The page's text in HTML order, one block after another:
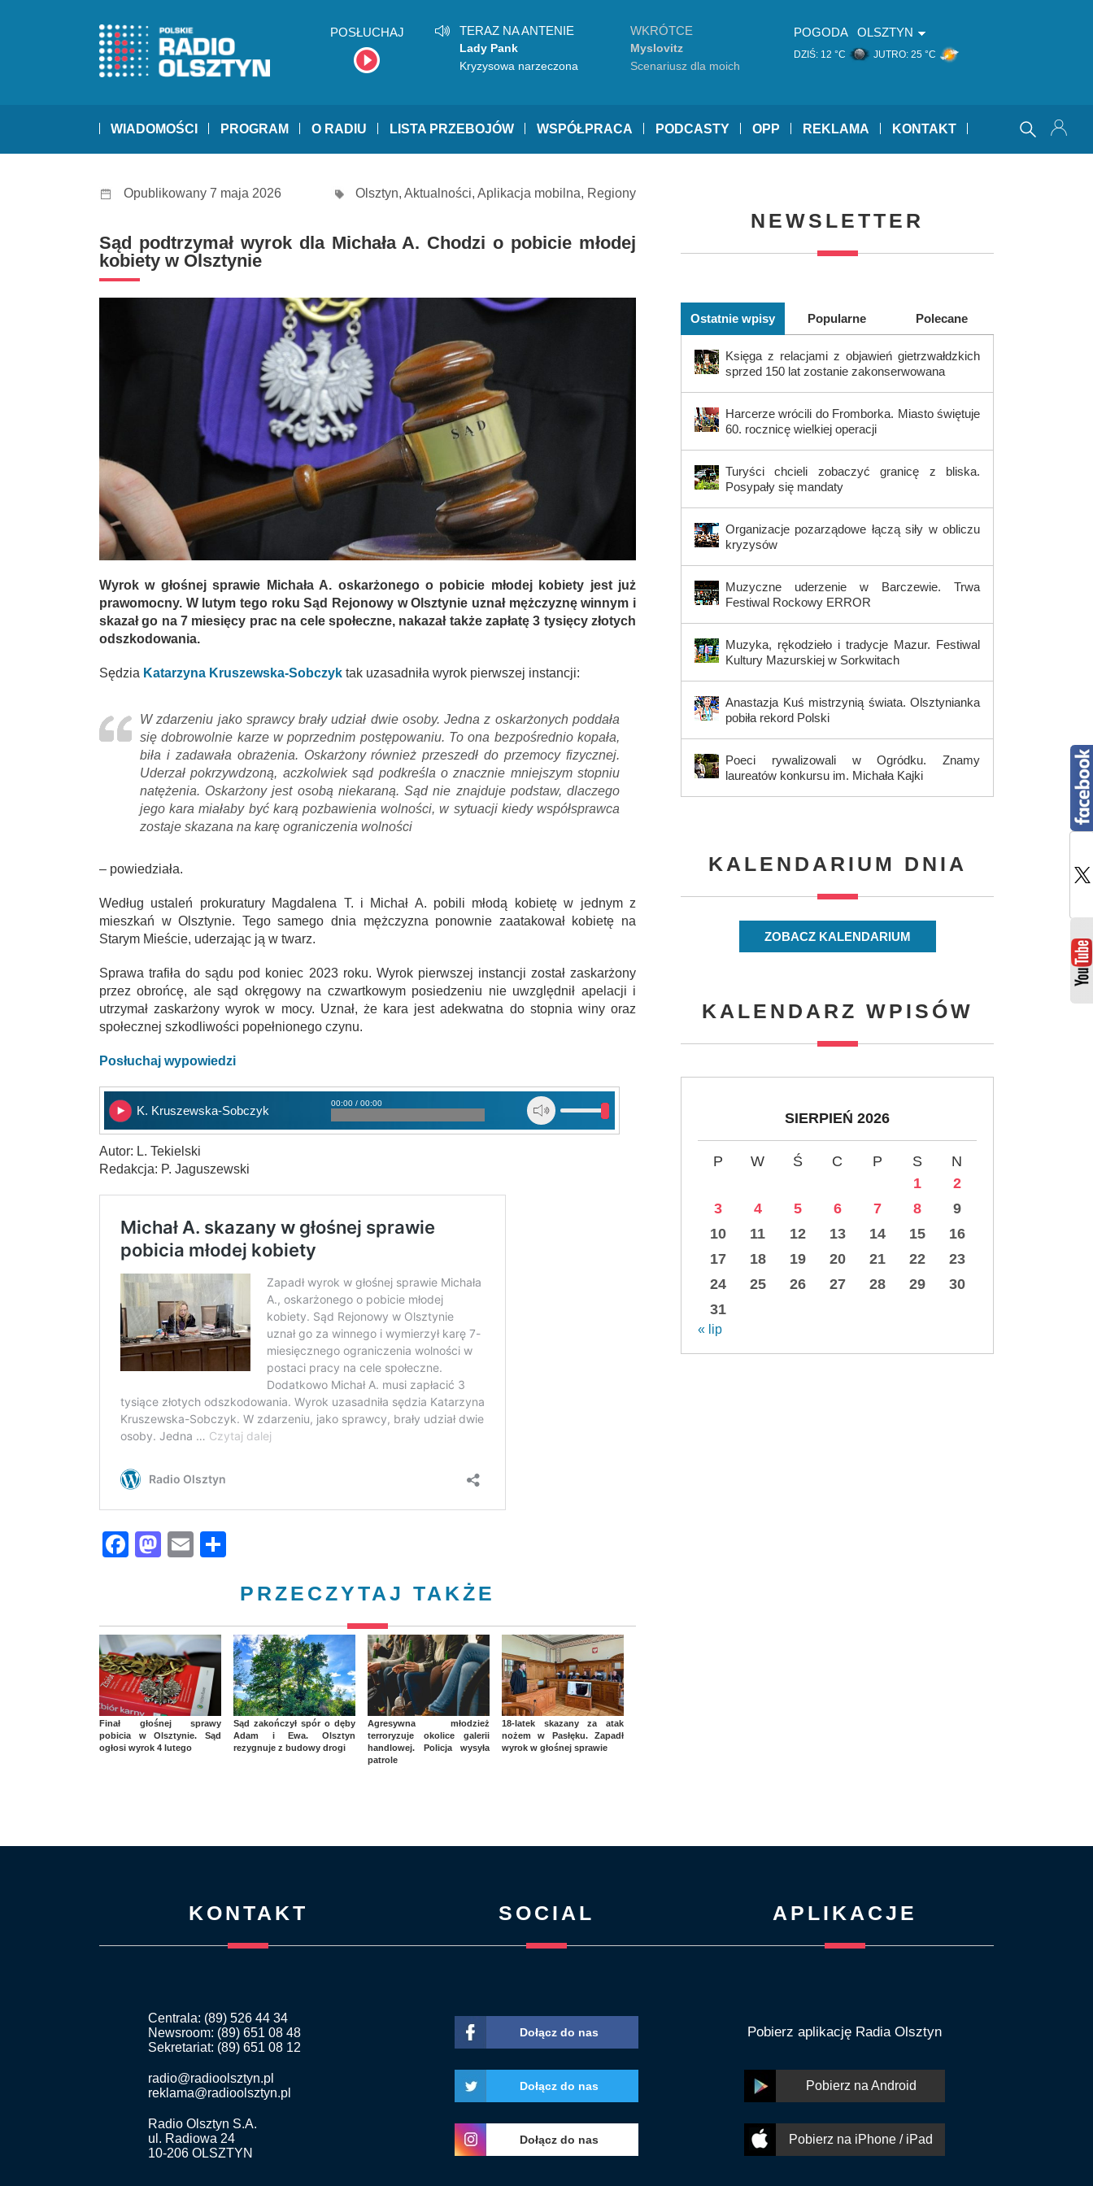
POSŁUCHAJ TERAZ NA ANTENIE
Lady Pank
Kryzysowa narzeczona
WKRÓTCE
Myslovitz
Scenariusz dla moich
POGODA OLSZTYN
DZIŚ: 12 °C JUTRO: 25 °C
WIADOMOŚCI PROGRAM O RADIU LISTA PRZEBOJÓW WSPÓŁPRACA PODCASTY OPP REKLAMA KONTAKT
Opublikowany 7 maja 2026 Olsztyn, Aktualności, Aplikacja mobilna, Regiony
Sąd podtrzymał wyrok dla Michała A. Chodzi o pobicie młodej
kobiety w Olsztynie
Wyrok w głośnej sprawie Michała A. oskarżonego o pobicie młodej kobiety jest już
prawomocny. W lutym tego roku Sąd Rejonowy w Olsztynie uznał mężczyznę winnym i
skazał go na 7 miesięcy prac na cele społeczne, nakazał także zapłatę 3 tysięcy złotych
odszkodowania.
Sędzia Katarzyna Kruszewska-Sobczyk tak uzasadniła wyrok pierwszej instancji:
W zdarzeniu jako sprawcy brały udział dwie osoby. Jedna z oskarżonych poddała
się dobrowolnie karze w poprzednim postępowaniu. To ona bezpośrednio kopała,
biła i zadawała obrażenia. Oskarżony również przeszedł do przemocy fizycznej.
Uderzał pokrzywdzoną, aczkolwiek sąd podkreśla o znacznie mniejszym stopniu
natężenia. Oskarżony jest osobą niekaraną. Sąd nie znajduje podstaw, dlaczego
jego kara miałaby być karą pozbawienia wolności, w sytuacji kiedy współsprawca
zostaje skazana na karę ograniczenia wolności
– powiedziała.
Według ustaleń prokuratury Magdalena T. i Michał A. pobili młodą kobietę w jednym z
mieszkań w Olsztynie. Tego samego dnia mężczyzna ponownie zaatakował kobietę na
Starym Mieście, uderzając ją w twarz.
Sprawa trafiła do sądu pod koniec 2023 roku. Wyrok pierwszej instancji został zaskarżony
przez obrońcę, ale sąd okręgowy na czwartkowym posiedzeniu nie uwzględnił apelacji i
utrzymał zaskarżony wyrok w mocy. Uznał, że kara jest adekwatna do stopnia winy oraz
społecznej szkodliwości popełnionego czynu.
Posłuchaj wypowiedzi
K. Kruszewska-Sobczyk
00:00 / 00:00
Autor: L. Tekielski
Redakcja: P. Jaguszewski
Facebook
Mastodon
Email
PRZECZYTAJ TAKŻE
Finał głośnej sprawy
pobicia w Olsztynie. Sąd
ogłosi wyrok 4 lutego
Sąd zakończył spór o dęby
Adam i Ewa. Olsztyn
rezygnuje z budowy drogi
Agresywna młodzież
terroryzuje okolice galerii
handlowej. Policja wysyła
patrole
18-latek skazany za atak
nożem w Pasłęku. Zapadł
wyrok w głośnej sprawie
NEWSLETTER
Ostatnie wpisy Popularne Polecane
Księga z relacjami z objawień gietrzwałdzkich
sprzed 150 lat zostanie zakonserwowana
Harcerze wrócili do Fromborka. Miasto świętuje
60. rocznicę wielkiej operacji
Turyści chcieli zobaczyć granicę z bliska.
Posypały się mandaty
Organizacje pozarządowe łączą siły w obliczu
kryzysów
Muzyczne uderzenie w Barczewie. Trwa
Festiwal Rockowy ERROR
Muzyka, rękodzieło i tradycje Mazur. Festiwal
Kultury Mazurskiej w Sorkwitach
Anastazja Kuś mistrzynią świata. Olsztynianka
pobiła rekord Polski
Poeci rywalizowali w Ogródku. Znamy
laureatów konkursu im. Michała Kajki
KALENDARIUM DNIA
ZOBACZ KALENDARIUM
KALENDARZ WPISÓW
SIERPIEŃ 2026
P W Ś C P S
N
1
2
3
4 5 6 7 8
9
10
11 12 13 14 15
16
17
18 19 20 21 22
23
24
25 26 27 28 29
30
31
« lip
KONTAKT
Centrala: (89) 526 44 34
Newsroom: (89) 651 08 48
Sekretariat: (89) 651 08 12
radio@radioolsztyn.pl
reklama@radioolsztyn.pl
Radio Olsztyn S.A.
ul. Radiowa 24
10-206 OLSZTYN
SOCIAL
Dołącz do nas
Dołącz do nas
Dołącz do nas
APLIKACJE
Pobierz aplikację Radia Olsztyn
Pobierz na Android
Pobierz na iPhone / iPad